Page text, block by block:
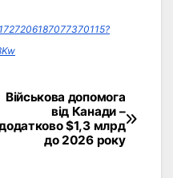
Військова допомога
від Канади –
$1,3 млрд
до 2026 року